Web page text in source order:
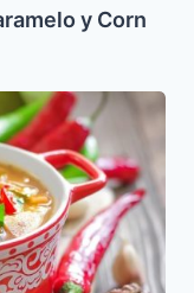
y Corn